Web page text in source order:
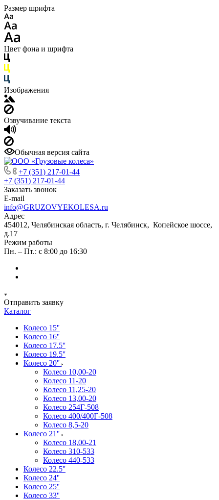
Размер шрифта
Цвет фона и шрифта
Изображения
Озвучивание текста
Обычная версия сайта
+7 (351) 217-01-44
+7 (351) 217-01-44
Заказать звонок
E-mail
info@GRUZOVYEKOLESA.ru
Адрес
454012, Челябинская область, г. Челябинск, Копейское шоссе,
д.17
Режим работы
Пн. – Пт.: с 8:00 до 16:30
Отправить заявку
Каталог
Колесо 15''
Колесо 16''
Колесо 17.5''
Колесо 19.5''
Колесо 20''
Колесо 10,00-20
Колесо 11-20
Колесо 11,25-20
Колесо 13,00-20
Колесо 254Г-508
Колесо 400/400Г-508
Колесо 8,5-20
Колесо 21''
Колесо 18,00-21
Колесо 310-533
Колесо 440-533
Колесо 22.5''
Колесо 24''
Колесо 25''
Колесо 33''